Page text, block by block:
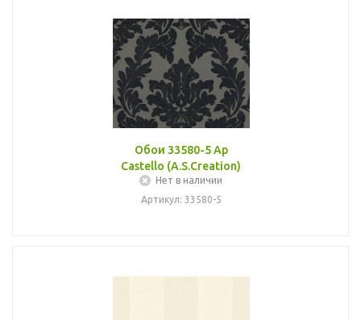
Обои 33580-5 Ap
Castello (A.S.Creation)
Нет в наличии
Артикул: 33580-5